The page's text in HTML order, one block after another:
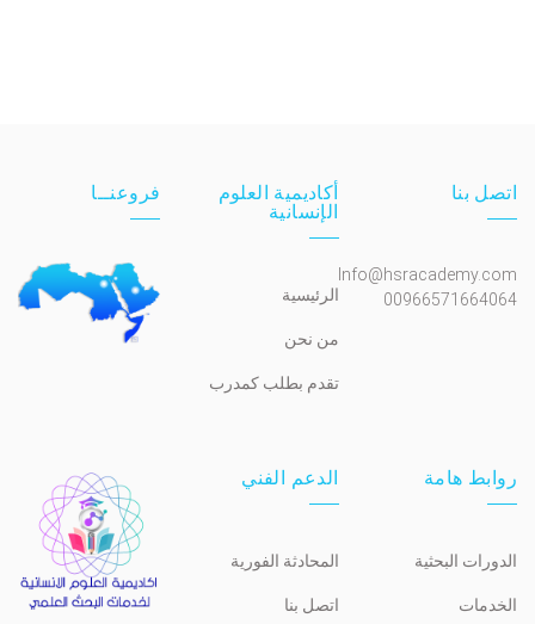
اتصل بنا
Info@hsracademy.com
00966571664064
أكاديمية العلوم
الإنسانية
الرئيسية
من نحن
تقدم بطلب كمدرب
فروعنــا
روابط هامة
الدورات البحثية
الخدمات
الدعم الفني
المحادثة الفورية
اتصل بنا